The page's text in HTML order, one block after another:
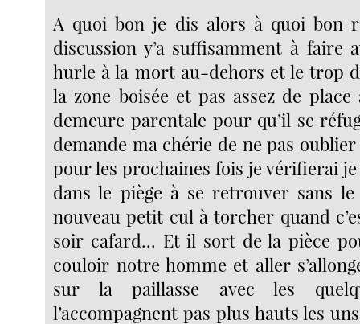
A quoi bon je dis alors à quoi bon
discussion y’a suffisamment à faire
hurle à la mort au-dehors et le trop
la zone boisée et pas assez de
demeure parentale pour qu’il se
demande ma chérie de ne pas
pour les prochaines fois je vérifierai
dans le piège à se retrouver sans
nouveau petit cul à torcher quand
soir cafard... Et il sort de la pièce
couloir notre homme et aller
sur la paillasse avec les
l’accompagnent pas plus hauts les